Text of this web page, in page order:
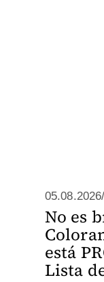
05.08.2026/
No es
está
Lista